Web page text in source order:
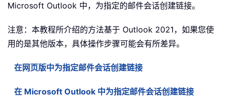
Microsoft Outlook 中，为指定的邮件会话创建链接。
注意：本教程所介绍的方法基于 Outlook 2021，如果您使
用的是其他版本，具体操作步骤可能会有所差异。
在网页版中为指定邮件会话创建链接
在 Microsoft Outlook 中为指定邮件会话创建链接